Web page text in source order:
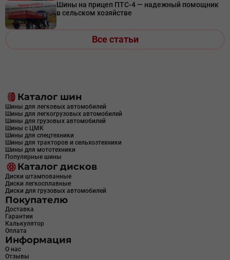
Шины на прицеп ПТС-4 — надежный помощник
в сельском хозяйстве
Все статьи
Каталог шин
Шины для легковых автомобилей
Шины для легкогрузовых автомобилей
Шины для грузовых автомобилей
Шины с ЦМК
Шины для спецтехники
Шины для тракторов и сельхозтехники
Шины для мототехники
Популярные шины
Каталог дисков
Диски штампованные
Диски легкосплавные
Диски для грузовых автомобилей
Покупателю
Доставка
Гарантии
Калькулятор
Оплата
Информация
О нас
Отзывы